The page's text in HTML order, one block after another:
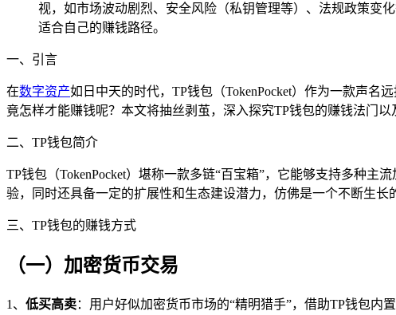
视，如市场波动剧烈、安全风险（私钥管理等）、法规政策变
适合自己的赚钱路径。
一、引言
在数字资产如日中天的时代，TP钱包（TokenPocket）作为一款声
竟怎样才能赚钱呢？本文将抽丝剥茧，深入探究TP钱包的赚钱法门以
二、TP钱包简介
TP钱包（TokenPocket）堪称一款多链“百宝箱”，它能够支持多种
验，同时还具备一定的扩展性和生态建设潜力，仿佛是一个不断生长
三、TP钱包的赚钱方式
（一）加密货币交易
1、 低买高卖：用户好似加密货币市场的“精明猎手”，借助TP钱包内